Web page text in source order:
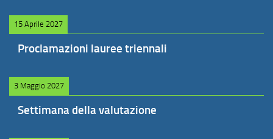
15 Aprile 2027
Proclamazioni lauree triennali
3 Maggio 2027
Settimana della valutazione